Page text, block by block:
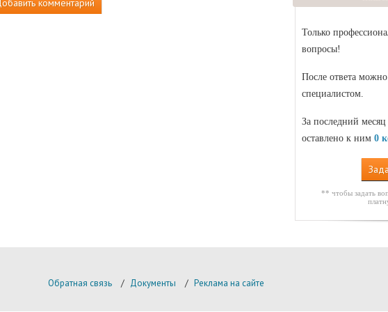
Только
вопросы!
После ответа
специалистом.
За последний месяц
оставлено к ним 0
** чтобы задать
комментарий
Обратная связь / Документы / Реклама на сайте